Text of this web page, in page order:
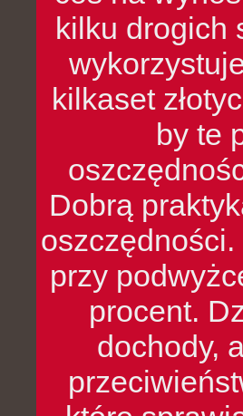
kilku drogich
kilkaset
by te
Dobrą
przy
procent.
dochody,